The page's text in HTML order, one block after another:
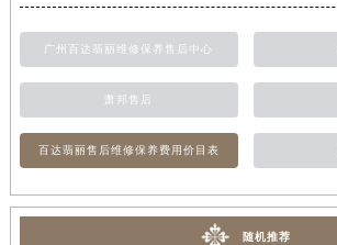
广州百达翡丽维修保养售后中心
萧邦售后
百达翡丽售后维修保养费用价目表
随机推荐